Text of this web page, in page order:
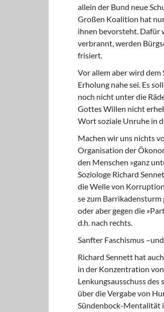
allein der Bund neue
Großen Koalition hat
ihnen bevorsteht. Dafür
verbrannt, werden
frisiert.
Vor allem aber wird
Erholung nahe sei. Es
noch nicht unter die
Gottes Willen nicht
Wort soziale Unruhe in
Machen wir uns nichts
Organisation der
den Menschen »ganz
Soziologe Richard
die Welle von
se zum Barrikadensturm
oder aber gegen die
d.h. nach rechts.
Sanfter Faschismus
Richard Sennett hat
in der Konzentration
Lenkungsausschuss
über die Vergabe von
Sündenbock-Mentalität